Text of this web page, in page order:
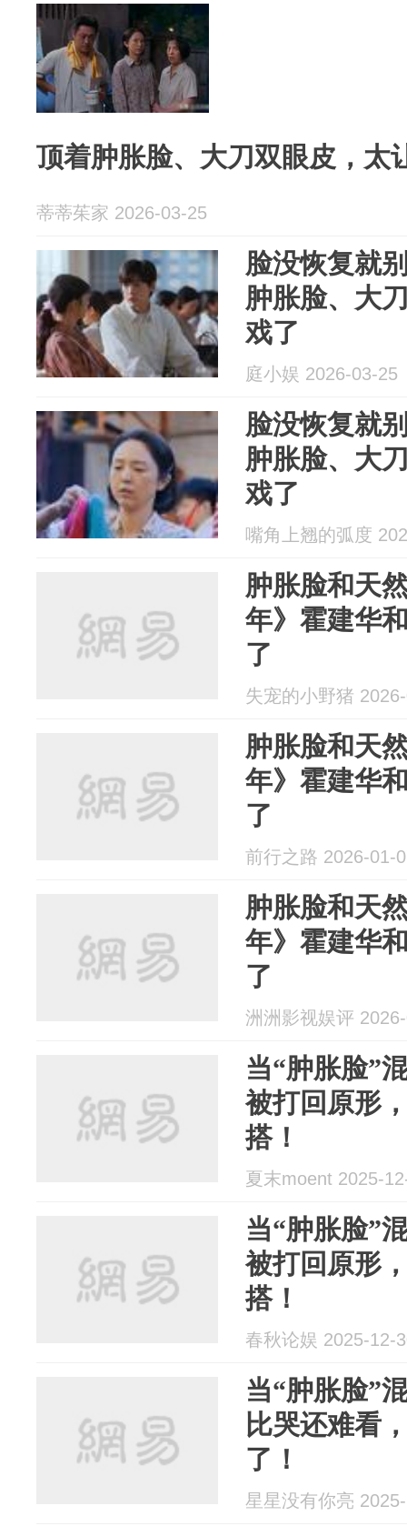
顶着肿胀脸、大刀双眼皮，太
蒂蒂茱家 2026-03-25
脸没恢复就
肿胀脸、大
戏了
庭小娱 2026-03-25
脸没恢复就
肿胀脸、大
戏了
嘴角上翘的弧度
肿胀脸和天
年》霍建华
了
失宠的小野猪
肿胀脸和天
年》霍建华
了
前行之路 2026-01-
肿胀脸和天
年》霍建华
了
洲洲影视娱评
当“肿胀脸”
被打回原形
搭！
夏末moent 2025-
当“肿胀脸”
被打回原形
搭！
春秋论娱 2025-12-
当“肿胀脸”
比哭还难看
了！
星星没有你亮